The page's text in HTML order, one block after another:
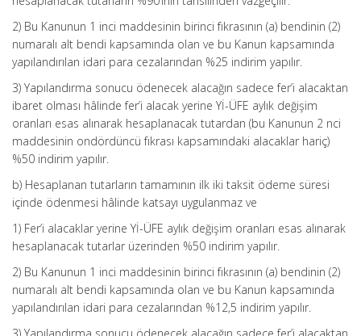
2) Bu Kanunun 1 inci maddesinin birinci fıkrasının (a) bendinin (2)
numaralı alt bendi kapsamında olan ve bu Kanun kapsamında
yapılandırılan idari para cezalarından %25 indirim yapılır.
3) Yapılandırma sonucu ödenecek alacağın sadece fer’i alacaktan
ibaret olması hâlinde fer’i alacak yerine Yİ-ÜFE aylık değişim
oranları esas alınarak hesaplanacak tutardan (bu Kanunun 2 nci
maddesinin ondördüncü fıkrası kapsamındaki alacaklar hariç)
%50 indirim yapılır.
b) Hesaplanan tutarların tamamının ilk iki taksit ödeme süresi
içinde ödenmesi hâlinde katsayı uygulanmaz ve
1) Fer’i alacaklar yerine Yİ-ÜFE aylık değişim oranları esas alınarak
hesaplanacak tutarlar üzerinden %50 indirim yapılır.
2) Bu Kanunun 1 inci maddesinin birinci fıkrasının (a) bendinin (2)
numaralı alt bendi kapsamında olan ve bu Kanun kapsamında
yapılandırılan idari para cezalarından %12,5 indirim yapılır.